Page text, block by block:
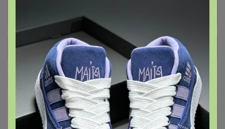
+ Ещё 28 каталогов
Хиты продаж